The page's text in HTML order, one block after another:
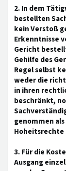
2. In dem
bestellten
kein Verstoß
Erkenntnisse
Gericht
Gehilfe des
Regel selbst
weder die
in ihren
beschränkt,
genommen
Hoheitsrechte
3. Für die
Ausgang